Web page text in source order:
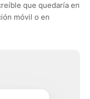
que quedaría en
móvil o en